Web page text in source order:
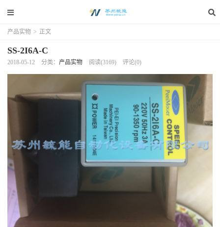
产品实物 > 正文
SS-2I6A-C
2018-05-12 分类： 产品实物 阅读(3169) 评论(0)